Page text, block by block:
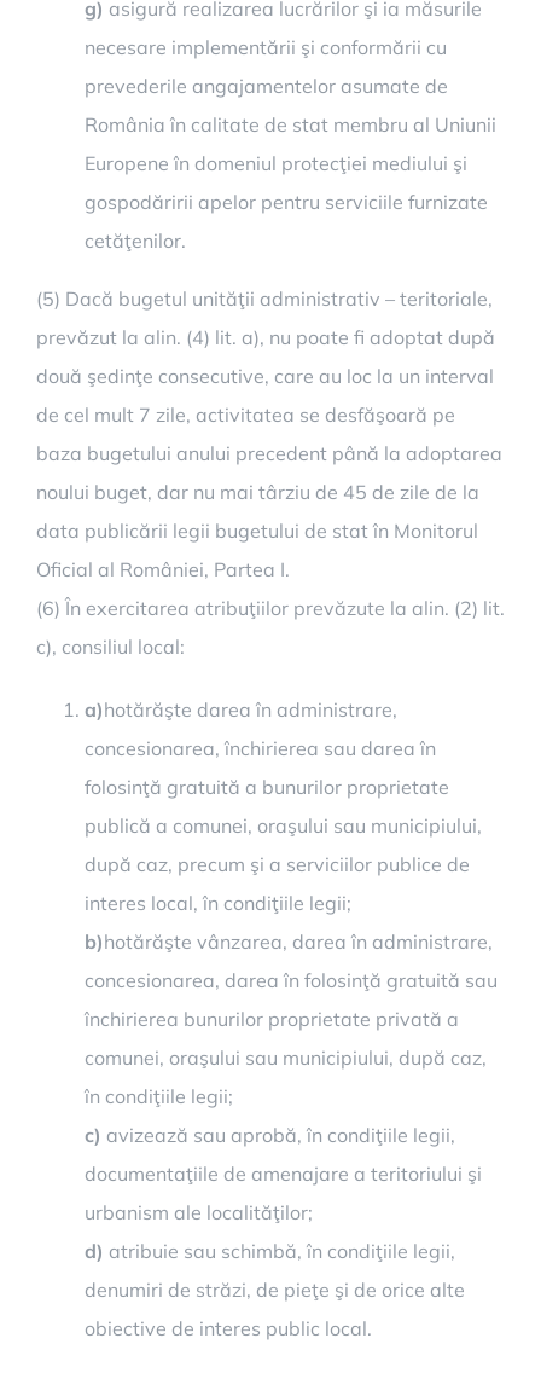
g) asigură realizarea lucrărilor şi ia măsurile
necesare implementării şi conformării cu
prevederile angajamentelor asumate de
România în calitate de stat membru al Uniunii
Europene în domeniul protecţiei mediului şi
gospodăririi apelor pentru serviciile furnizate
cetăţenilor.
(5) Dacă bugetul unităţii administrativ – teritoriale,
prevăzut la alin. (4) lit. a), nu poate fi adoptat după
două şedinţe consecutive, care au loc la un interval
de cel mult 7 zile, activitatea se desfăşoară pe
baza bugetului anului precedent până la adoptarea
noului buget, dar nu mai târziu de 45 de zile de la
data publicării legii bugetului de stat în Monitorul
Oficial al României, Partea I.
(6) În exercitarea atribuţiilor prevăzute la alin. (2) lit.
c), consiliul local:
a)hotărăşte darea în administrare,
concesionarea, închirierea sau darea în
folosinţă gratuită a bunurilor proprietate
publică a comunei, oraşului sau municipiului,
după caz, precum şi a serviciilor publice de
interes local, în condiţiile legii;
b)hotărăşte vânzarea, darea în administrare,
concesionarea, darea în folosinţă gratuită sau
închirierea bunurilor proprietate privată a
comunei, oraşului sau municipiului, după caz,
în condiţiile legii;
c) avizează sau aprobă, în condiţiile legii,
documentaţiile de amenajare a teritoriului şi
urbanism ale localităţilor;
d) atribuie sau schimbă, în condiţiile legii,
denumiri de străzi, de pieţe şi de orice alte
obiective de interes public local.